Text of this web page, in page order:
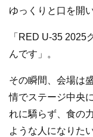
ゆっくりと口を開い
「RED U-35
んです」。
その瞬間、会場は
情でステージ中央
れに驕らず、食の
ような人になりた